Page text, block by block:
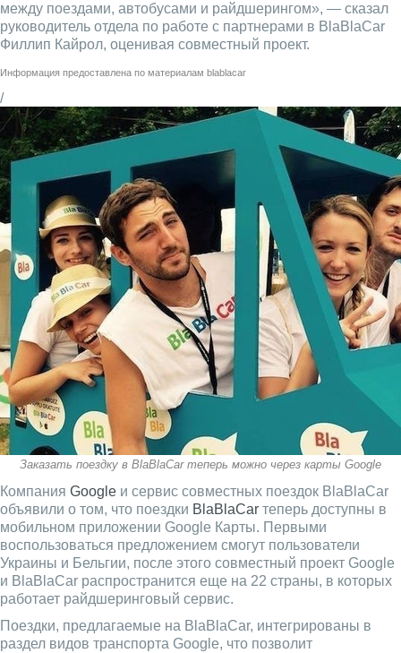
между поездами, автобусами и райдшерингом», — сказал
руководитель отдела по работе с партнерами в BlaBlaCar
Филлип Кайрол, оценивая совместный проект.
Информация предоставлена по материалам blablacar
/
Заказать поездку в BlaBlaCar теперь можно через карты Google
Компания Google и сервис совместных поездок BlaBlaCar
объявили о том, что поездки BlaBlaCar теперь доступны в
мобильном приложении Google Карты. Первыми
воспользоваться предложением смогут пользователи
Украины и Бельгии, после этого совместный проект Google
и BlaBlaCar распространится еще на 22 страны, в которых
работает райдшеринговый сервис.
Поездки, предлагаемые на BlaBlaCar, интегрированы в
раздел видов транспорта Google, что позволит